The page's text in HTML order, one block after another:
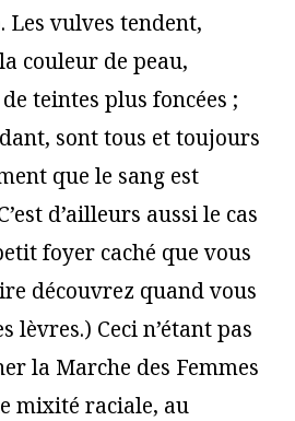
vulves tendent,
couleur de peau,
teintes plus foncées ;
sont tous et toujours
que le sang est
d’ailleurs aussi le cas
foyer caché que vous
découvrez quand vous
lèvres.) Ceci n’étant pas
la Marche des Femmes
mixité raciale, au